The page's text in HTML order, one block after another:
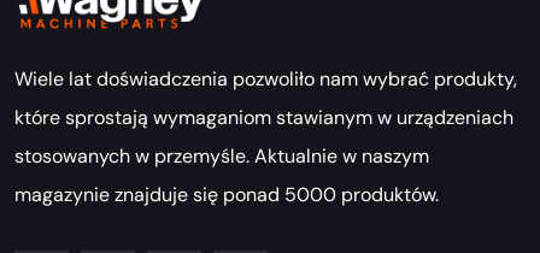
Wiele lat doświadczenia pozwoliło nam wybrać produkty,
które sprostają wymaganiom stawianym w urządzeniach
stosowanych w przemyśle. Aktualnie w naszym
magazynie znajduje się ponad 5000 produktów.